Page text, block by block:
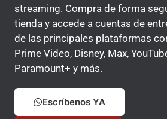
streaming. Compra de forma
tienda y accede a cuentas de
de las principales plataformas
Prime Video, Disney, Max,
Paramount+ y más.
Escríbenos YA